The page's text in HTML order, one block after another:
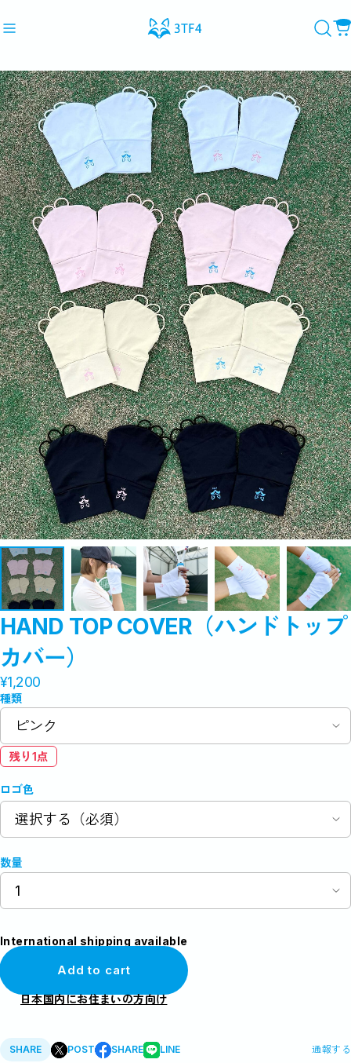
Recommend おすすめキーワード
#3TF4 #テニス #テニスウェア #デニスグッズ
Category商品カテゴリ
CLOSE
HAND TOP COVER（ハンドトップ
カバー）
¥1,200
種類
残り1点
ロゴ色
数量
International shipping available
Add to cart
日本国内にお住まいの方向け
SHARE POST SHARE LINE 通報する